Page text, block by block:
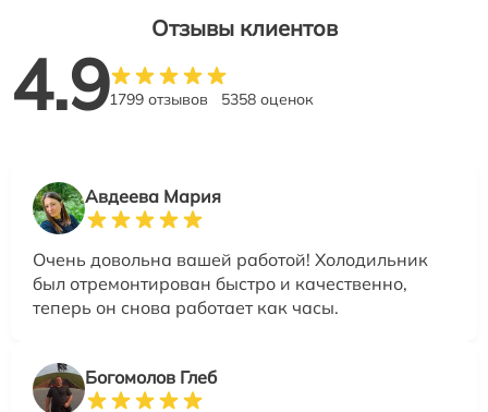
Отзывы клиентов
4.91799 отзывов 5358 оценок
Авдеева Мария
Очень довольна вашей работой! Холодильник
был отремонтирован быстро и качественно,
теперь он снова работает как часы.
Богомолов Глеб